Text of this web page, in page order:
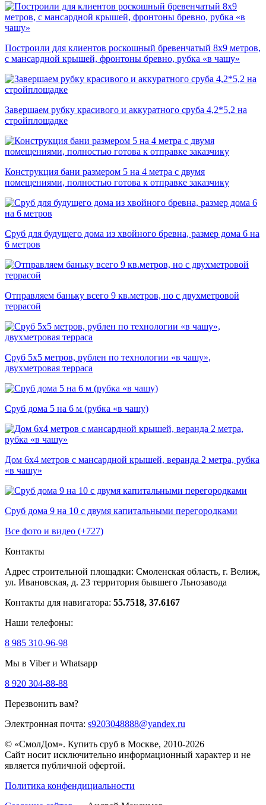
Построили для клиентов роскошный бревенчатый 8х9 метров,
с мансардной крышей, фронтоны бревно, рубка «в чашу»
Завершаем рубку красивого и аккуратного сруба 4,2*5,2 на
стройплощадке
Конструкция бани размером 5 на 4 метра с двумя
помещениями, полностью готова к отправке заказчику
Сруб для будущего дома из хвойного бревна, размер дома 6 на
6 метров
Отправляем баньку всего 9 кв.метров, но с двухметровой
террасой
Сруб 5х5 метров, рублен по технологии «в чашу»,
двухметровая терраса
Сруб дома 5 на 6 м (рубка «в чашу)
Дом 6х4 метров с мансардной крышей, веранда 2 метра, рубка
«в чашу»
Сруб дома 9 на 10 с двумя капитальными перегородками
Все фото и видео (+727)
Контакты
Адрес строительной площадки: Смоленская область, г. Велиж,
ул. Ивановская, д. 23 территория бывшего Льнозавода
Контакты для навигатора: 55.7518, 37.6167
Наши телефоны:
8 985 310-96-98
Мы в Viber и Whatsapp
8 920 304-88-88
Перезвонить вам?
Электронная почта: s9203048888@yandex.ru
© «СмолДом». Купить сруб в Москве, 2010-2026
Сайт носит исключительно информационный характер и не
является публичной офертой.
Политика конфендициальности